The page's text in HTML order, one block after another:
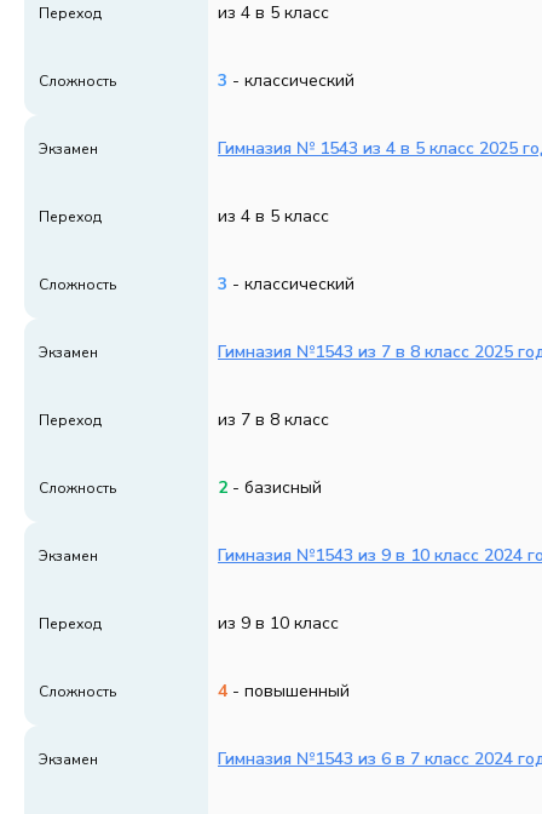
Переход из 4 в 5 класс
Сложность 3 - классический
Экзамен Гимназия № 1543 из 4 в 5 класс 2025
Переход из 4 в 5 класс
Сложность 3 - классический
Экзамен Гимназия №1543 из 7 в 8 класс 2025
Переход из 7 в 8 класс
Сложность 2 - базисный
Экзамен Гимназия №1543 из 9 в 10 класс 2024
Переход из 9 в 10 класс
Сложность 4 - повышенный
Экзамен Гимназия №1543 из 6 в 7 класс 2024